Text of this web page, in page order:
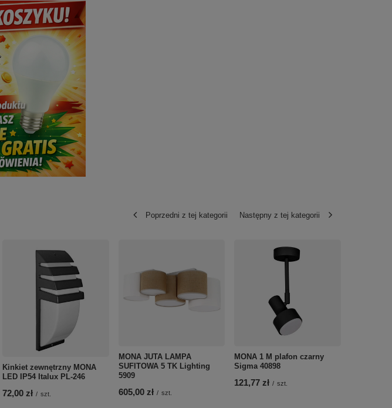
Poprzedni z tej kategorii Następny z tej kategorii
Kinkiet zewnętrzny MONA
LED IP54 Italux PL-246
72,00 zł / szt.
MONA JUTA LAMPA
SUFITOWA 5 TK Lighting
5909
605,00 zł / szt.
MONA 1 M plafon czarny
Sigma 40898
121,77 zł / szt.